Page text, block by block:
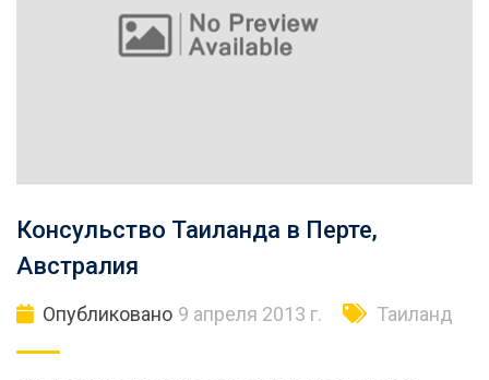
Консульство Таиланда в Перте,
Австралия
Опубликовано 9 апреля 2013 г. Таиланд